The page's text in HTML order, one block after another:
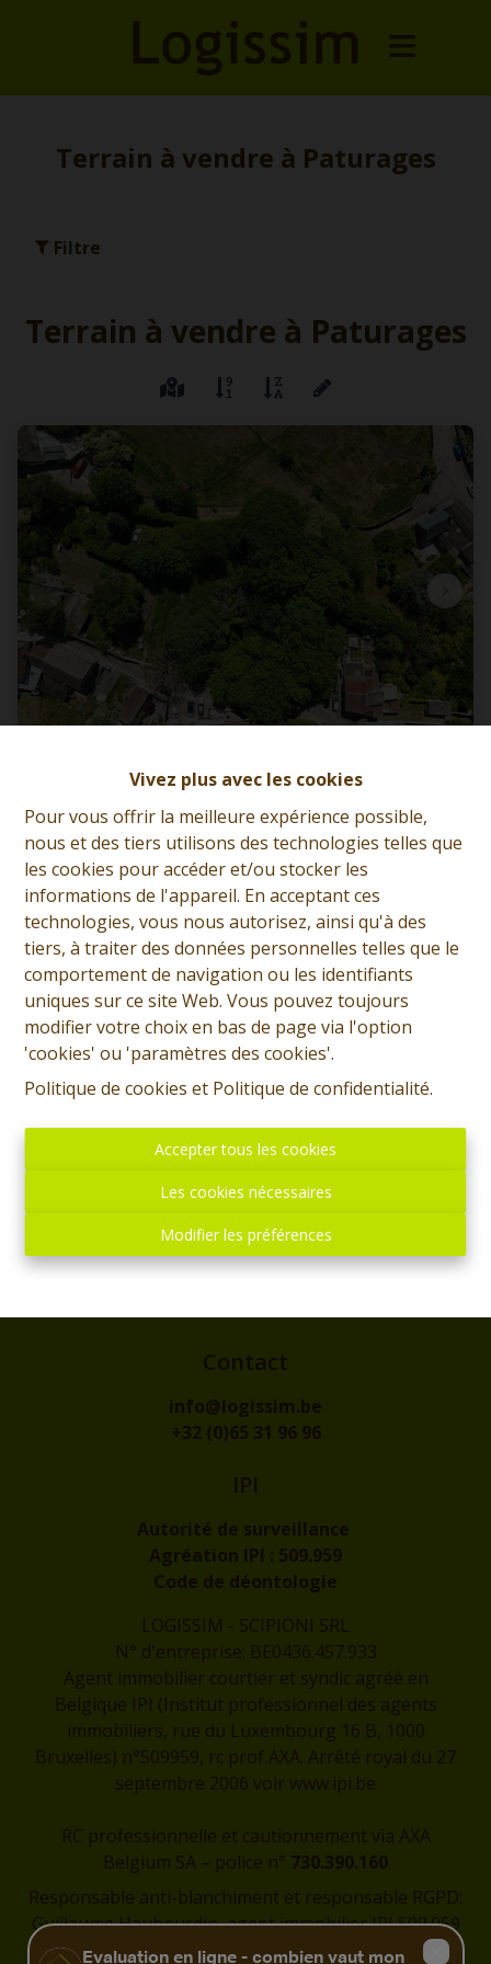
Vivez plus avec les cookies
Pour vous offrir la meilleure expérience possible,
nous et des tiers utilisons des technologies telles que
les cookies pour accéder et/ou stocker les
informations de l'appareil. En acceptant ces
technologies, vous nous autorisez, ainsi qu'à des
tiers, à traiter des données personnelles telles que le
comportement de navigation ou les identifiants
uniques sur ce site Web. Vous pouvez toujours
modifier votre choix en bas de page via l'option
'cookies' ou 'paramètres des cookies'.
Politique de cookies et Politique de confidentialité.
Accepter tous les cookies
Les cookies nécessaires
Modifier les préférences
Terrain à vendre à Paturages
Filtre
Terrain à vendre à Paturages
7340 Paturages | Ref: 12131
€ 100.000
Adresse
Contact
info@logissim.be
+32 (0)65 31 96 96
IPI
Autorité de surveillance
Agréation IPI : 509.959
Code de déontologie
LOGISSIM - SCIPIONI SRL
N° d'entreprise: BE0436.457.933
Agent immobilier courtier et syndic agréé en
Belgique IPI (Institut professionnel des agents
immobiliers, rue du Luxembourg 16 B, 1000
Bruxelles) n°509959, rc prof AXA. Arrêté royal du 27
septembre 2006 voir www.ipi.be
RC professionnelle et cautionnement via AXA
Belgium SA – police n° 730.390.160
Responsable anti-blanchiment et responsable RGPD:
Guillaume Haubourdin, agent immobilier IPI 509.959
-guillaume@logissim.be